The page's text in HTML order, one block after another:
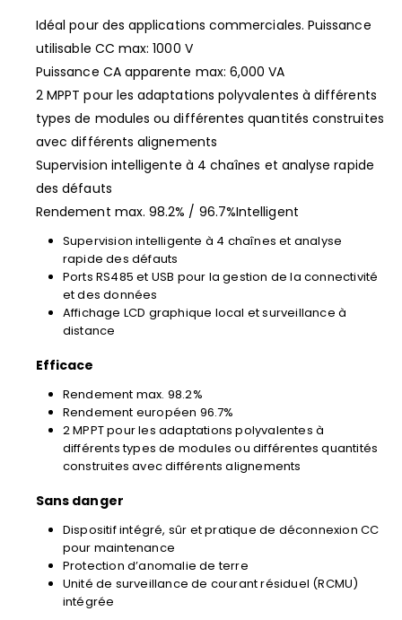
Idéal pour des applications commerciales. Puissance
utilisable CC max: 1000 V
Puissance CA apparente max: 6,000 VA
2 MPPT pour les adaptations polyvalentes à différents
types de modules ou différentes quantités construites
avec différents alignements
Supervision intelligente à 4 chaînes et analyse rapide
des défauts
Rendement max. 98.2% / 96.7%Intelligent
Supervision intelligente à 4 chaînes et analyse
rapide des défauts
Ports RS485 et USB pour la gestion de la connectivité
et des données
Affichage LCD graphique local et surveillance à
distance
Efficace
Rendement max. 98.2%
Rendement européen 96.7%
2 MPPT pour les adaptations polyvalentes à
différents types de modules ou différentes quantités
construites avec différents alignements
Sans danger
Dispositif intégré, sûr et pratique de déconnexion CC
pour maintenance
Protection d’anomalie de terre
Unité de surveillance de courant résiduel (RCMU)
intégrée